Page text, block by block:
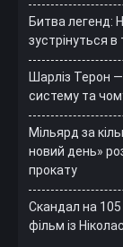
Битва легенд:
зустрінуться в
Шарліз Терон
систему та
Мільярд за
новий день»
прокату
Скандал на 105
фільм із